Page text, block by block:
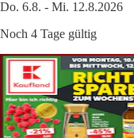
Do. 6.8. - Mi. 12.8.2026
Noch 4 Tage gültig